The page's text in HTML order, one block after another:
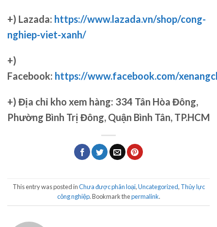
+) Lazada: https://www.lazada.vn/shop/cong-
nghiep-viet-xanh/
+)
Facebook: https://www.facebook.com/
+) Địa chỉ kho xem hàng: 334 Tân Hòa Đông,
Phường Bình Trị Đông, Quận Bình Tân, TP.HCM
This entry was posted inChưa được phân loại,Uncategorized, Thủy lực
công nghiệp. Bookmark thepermalink.